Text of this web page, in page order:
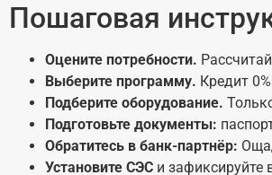
Пошаговая
Оцените потребности.
Выберите программу. Кредит
Подберите оборудование.
Подготовьте документы:
Обратитесь в банк-партнёр:
Установите СЭС и зафиксируйте